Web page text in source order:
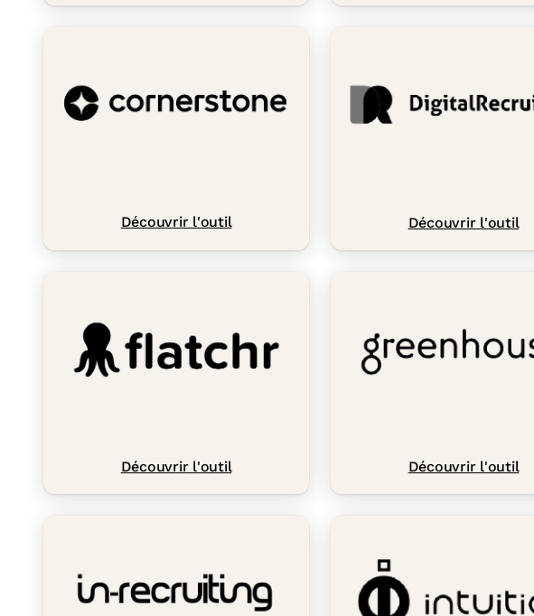
Découvrir l'outil Découvrir l'outil
Découvrir l'outil Découvrir l'outil